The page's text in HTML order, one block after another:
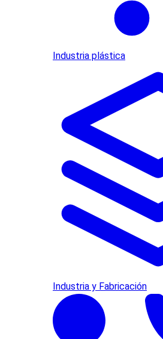
Industria plástica
Industria y Fabricación